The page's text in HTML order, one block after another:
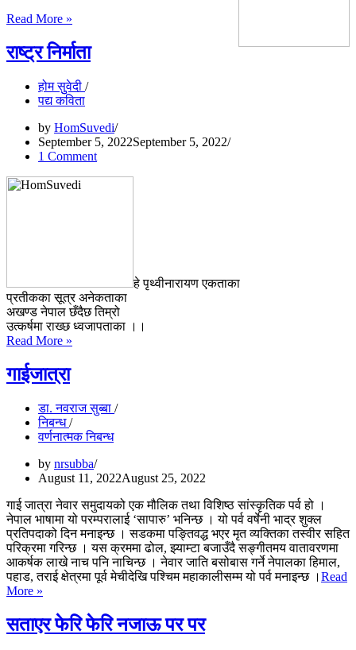
Read More »
पर्दैन
राष्ट्र निर्माता
होम सुुवेदी
पद्य कविता
by HomSuvedi
September 5, 2022September 5, 2022
1 Comment
हे पृथ्वीनारायण एकताका
प्रतीकका सूत्र अनेकताका
अखण्ड नेपाल छँदैछ तिम्रो
उत्कर्षमा राख्छ ध्वजापताका ।।
Read More »
गाईजात्रा
डा. नवराज सुब्बा
निबन्ध
वर्णनात्मक निबन्ध
by nrsubba
August 11, 2022August 25, 2022
गाई जात्रा नेवार समुदायको एक मौलिक तथा विशिष्ठ सांस्कृतिक पर्व हो ।
नेपाल भाषामा यो परम्परालाई ‘सापारु’ भनिन्छ । यो पर्व वर्षेनी भाद्र शुक्ल
प्रतिपदाको दिन मनाइन्छ । सडकमा पङ्तिवद्ध भएर मृत व्यक्तिका तस्वीर सहित
परिक्रमा गरिन्छ । यस क्रममा ढोल, झ्याम्टा बजाउँदै सङ्गीतमय वातावरणमा
आकर्षक लाखे नाच पनि नाचिन्छ । नेवार जाति बसोबास गर्ने नेपालका हिमाल,
पहाड, तराई क्षेत्रमा पूर्व मेचीदेखि पश्चिम महाकालीसम्म यो पर्व मनाइन्छ । Read
More »
सताएर फेरि फेरि नजाऊ पर पर